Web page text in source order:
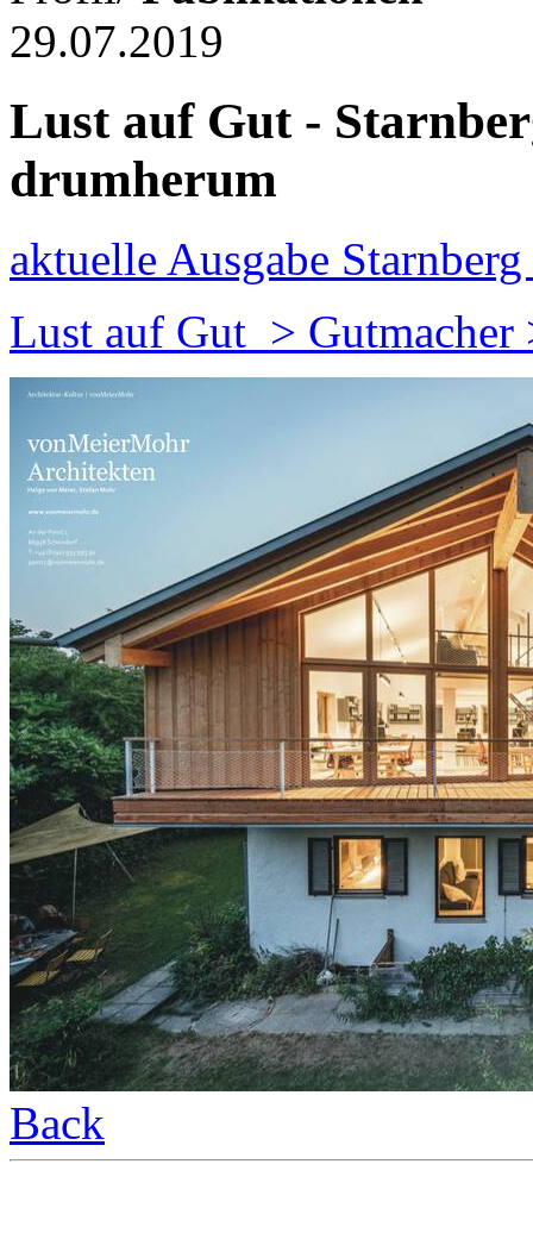
29.07.2019
Lust auf Gut -
drumherum
aktuelle Ausgabe
Lust auf Gut > Gutmacher
Back